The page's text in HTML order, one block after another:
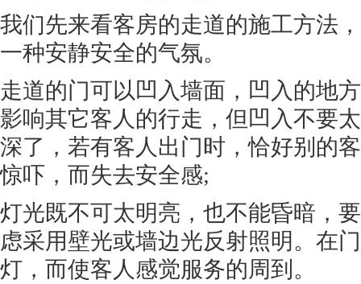
我们先来看客房的走道的施工方法
一种安静安全的气氛。
走道的门可以凹入墙面，凹入的地
影响其它客人的行走，但凹入不要
深了，若有客人出门时，恰好别的
惊吓，而失去安全感;
灯光既不可太明亮，也不能昏暗，
虑采用壁光或墙边光反射照明。在
灯，而使客人感觉服务的周到。